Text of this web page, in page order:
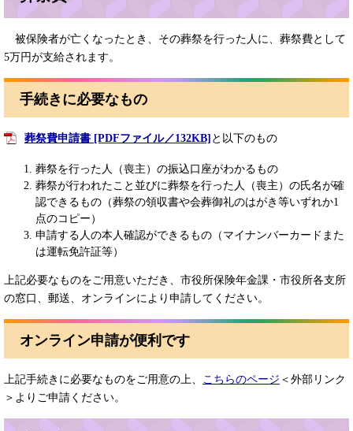
被保険者が亡くなったとき、その葬祭を行った人に、葬祭費として
5万円が支給されます。
手続きに必要なもの
葬祭費申請書 [PDFファイル／132KB] と以下のもの
葬祭を行った人（喪主）の振込口座がわかるもの
葬祭が行われたこと並びに葬祭を行った人（喪主）の氏名が確
認できるもの（葬祭の領収書や会葬御礼のはがき等いずれか1
点のコピー）
申請する人の本人確認ができるもの（マイナンバーカードまた
は運転免許証等）
上記必要なものをご用意いただき、市役所保険年金課・市役所各支所
の窓口、郵送、オンラインにより申請してください。
オンライン申請が便利です
上記手続きに必要なものをご用意の上、 こちらのページ ＜外部リンク
＞ よりご申請ください。